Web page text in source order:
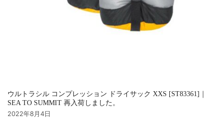
ウルトラシル コンプレッション ドライサック XXS [ST83361]｜
SEA TO SUMMIT 再入荷しました。
2022年8月4日